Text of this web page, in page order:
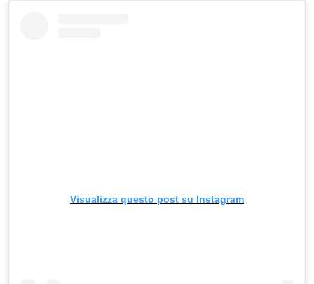
Visualizza questo post su Instagram